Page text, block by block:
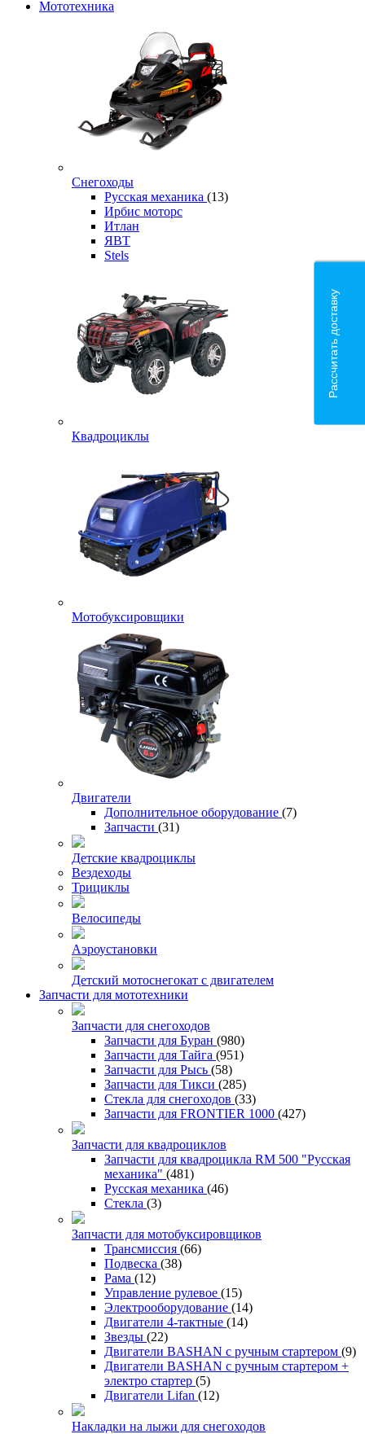
Мототехника
Снегоходы
Русская механика (13)
Ирбис моторс
Итлан
ЯВТ
Stels
Квадроциклы
Мотобуксировщики
Двигатели
Дополнительное оборудование (7)
Запчасти (31)
Детские квадроциклы
Вездеходы
Трициклы
Велосипеды
Аэроустановки
Детский мотоснегокат с двигателем
Запчасти для мототехники
Запчасти для снегоходов
Запчасти для Буран (980)
Запчасти для Тайга (951)
Запчасти для Рысь (58)
Запчасти для Тикси (285)
Стекла для снегоходов (33)
Запчасти для FRONTIER 1000 (427)
Запчасти для квадроциклов
Запчасти для квадроцикла RM 500 "Русская
механика" (481)
Русская механика (46)
Стекла (3)
Запчасти для мотобуксировщиков
Трансмиссия (66)
Подвеска (38)
Рама (12)
Управление рулевое (15)
Электрооборудование (14)
Двигатели 4-тактные (14)
Звезды (22)
Двигатели BASHAN с ручным стартером (9)
Двигатели BASHAN с ручным стартером +
электро стартер (5)
Двигатели Lifan (12)
Накладки на лыжи для снегоходов
Рассчитать доставку